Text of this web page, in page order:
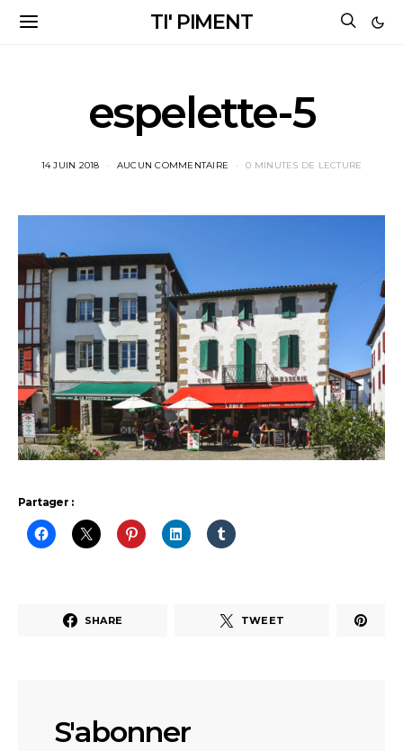
TI' PIMENT
espelette-5
14 JUIN 2018 AUCUN COMMENTAIRE 0 MINUTES DE LECTURE
Partager :
SHARE TWEET
S'abonner